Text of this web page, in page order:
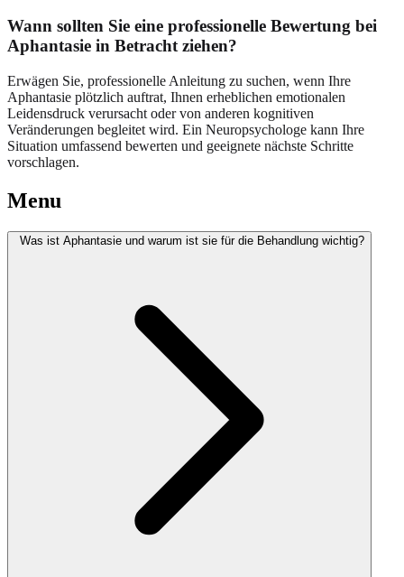
Wann sollten Sie eine professionelle Bewertung bei
Aphantasie in Betracht ziehen?
Erwägen Sie, professionelle Anleitung zu suchen, wenn Ihre
Aphantasie plötzlich auftrat, Ihnen erheblichen emotionalen
Leidensdruck verursacht oder von anderen kognitiven
Veränderungen begleitet wird. Ein Neuropsychologe kann Ihre
Situation umfassend bewerten und geeignete nächste Schritte
vorschlagen.
Menu
Was ist Aphantasie und warum ist sie für die Behandlung wichtig?